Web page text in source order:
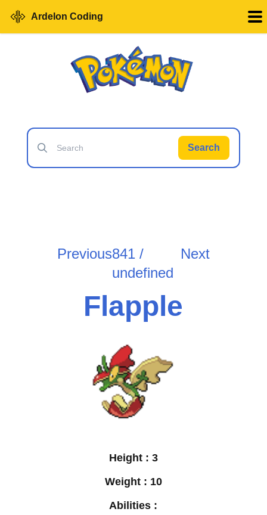
Ardelon Coding
Search
Previous841 /
undefined
Next
Flapple
Height : 3
Weight : 10
Abilities :